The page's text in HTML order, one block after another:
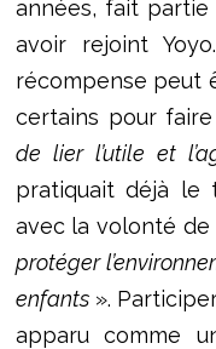
années, fait partie
avoir rejoint
récompense peut
certains pour
de lier l’utile et
pratiquait déjà le
avec la volonté de
protéger
enfants».
apparu comme